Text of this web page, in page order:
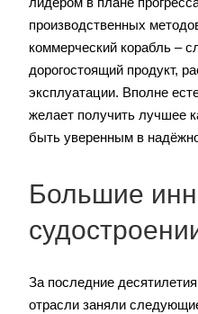
производственных
коммерческий корабль –
дорогостоящий продукт,
эксплуатации. Вполне
желает получить лучшее
быть уверенным в
Большие
За последние
отрасли заняли